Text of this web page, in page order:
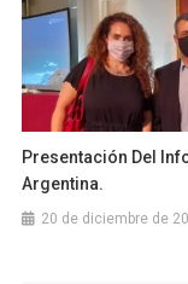
Presentación Del
Argentina.
20 de diciembre de